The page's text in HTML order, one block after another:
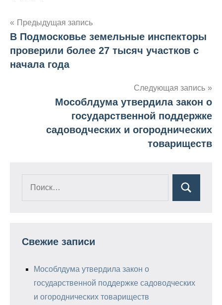
Навигация
по
записям
Предыдущая запись
В Подмосковье земельные инспекторы
проверили более 27 тысяч участков с
начала года
Следующая запись
Мособлдума утвердила закон о
государственной поддержке
садоводческих и огороднических
товариществ
Свежие записи
Мособлдума утвердила закон о
государственной поддержке садоводческих
и огороднических товариществ